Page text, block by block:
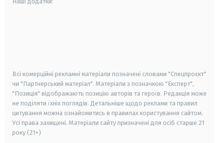
Всі комерційні рекламні матеріали позначені словами "Спецпроєкт"
чи "Партнерський матеріал". Матеріали з позначкою "Експерт",
"Позиція" відображають позицію авторів та героїв. Редакція може
не поділяти їхніх поглядів. Детальніше щодо реклами та правил
цитування можна ознайомитись в правилах користування сайтом.
Усі права захищені. Матеріали сайту призначені для осіб старше 21
року (21+)